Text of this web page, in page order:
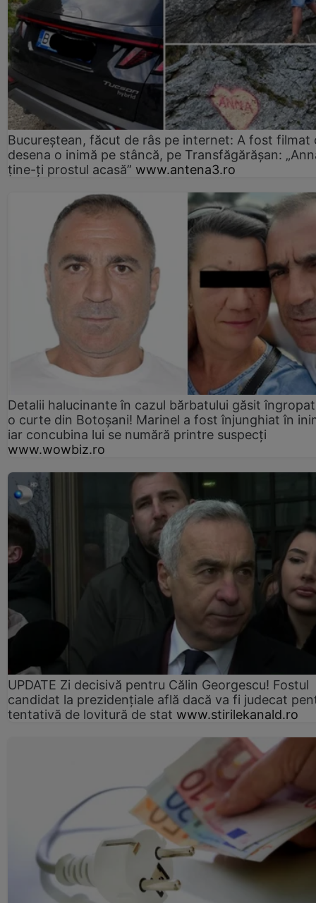
Bucureștean, făcut de râs pe internet: A fost filmat
desena o inimă pe stâncă, pe Transfăgărășan:
ține-ți prostul acasă” www.antena3.ro
Detalii halucinante în cazul bărbatului găsit
o curte din Botoșani! Marinel a fost înjunghiat în
iar concubina lui se numără printre suspecți
www.wowbiz.ro
UPDATE Zi decisivă pentru Călin Georgescu! Fostul
candidat la prezidențiale află dacă va fi judecat
tentativă de lovitură de stat www.stirilekanald.ro